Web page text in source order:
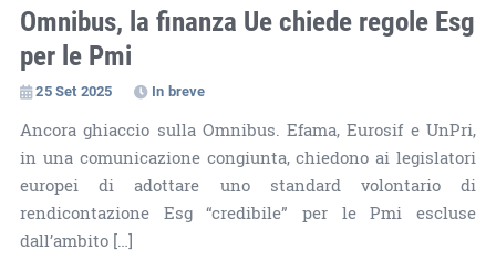
Omnibus, la finanza Ue chiede regole Esg
per le Pmi
25 Set 2025 In breve
Ancora ghiaccio sulla Omnibus. Efama, Eurosif e UnPri,
in una comunicazione congiunta, chiedono ai legislatori
europei di adottare uno standard volontario di
rendicontazione Esg “credibile” per le Pmi escluse
dall’ambito […]